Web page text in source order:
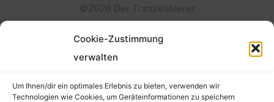
Cookie-Zustimmung
verwalten
Um Ihnen/dir ein optimales Erlebnis zu bieten, verwenden wir
Technologien wie Cookies, um Geräteinformationen zu speichern
©2026 Der Transkribierer
Datenschutz
to